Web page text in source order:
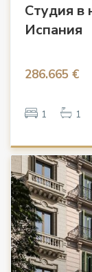
Студия в
Испания
286.665 €
1 1